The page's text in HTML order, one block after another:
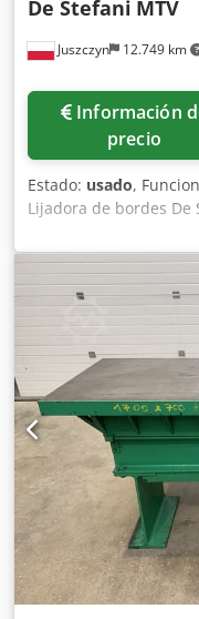
Juszczyn 12.749 km
De Stefani MTV
Información de
precio
Estado: usado,
Lijadora de bordes
Altura máxima de la
lijado: 2,5 kW Unidad
Ajuste manual de la
ángulo de la unidad
Dodpfx Ajznu D
mediante variador